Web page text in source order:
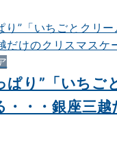
り”「いちご
・・・銀座三